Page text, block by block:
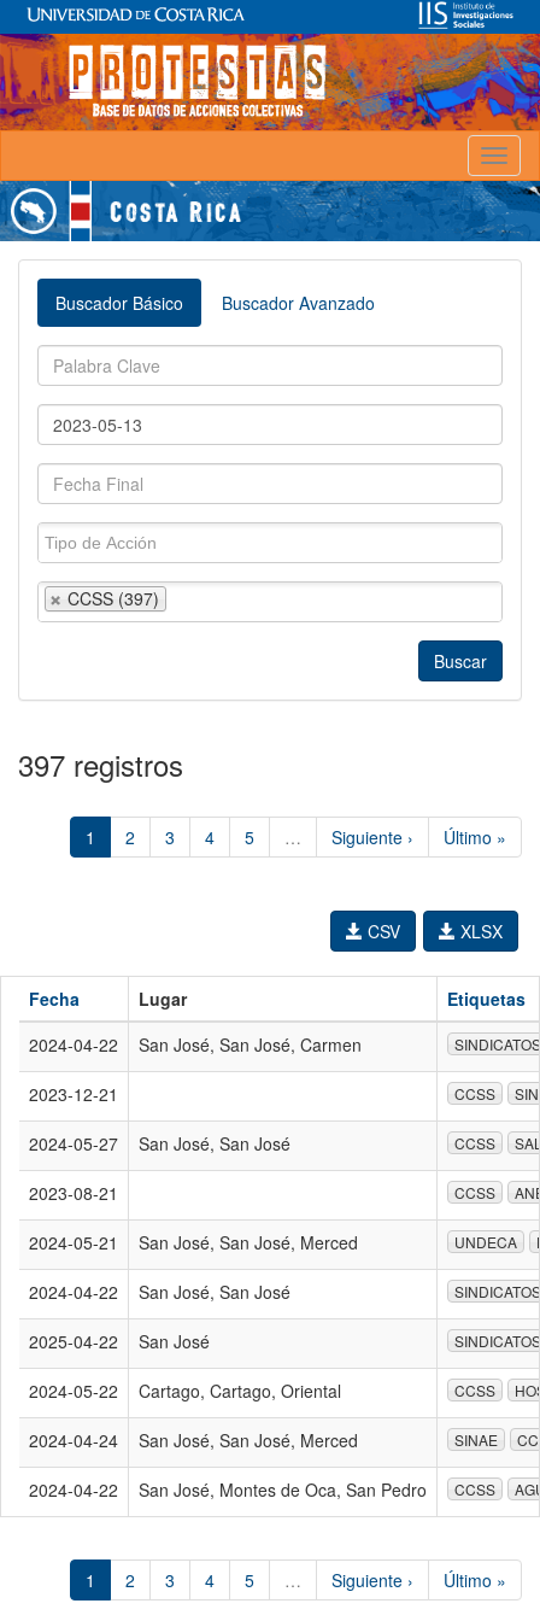
Buscador Básico Buscador Avanzado
CCSS (397)
397 registros
1 2 3 4 5 … Siguiente › Último »
XLSX
CSV
Fecha Lugar
Etiquetas
2024-04-22
San José, San José, Carmen SINDICATOS
2023-12-21 CCSS
2024-05-27 San José, San José CCSS
2023-08-21 CCSS
2024-05-21 San José, San José, Merced UNDECA
2024-04-22 San José, San José SINDICATOS
2025-04-22 San José SINDICATOS
2024-05-22 Cartago, Cartago, Oriental CCSS
2024-04-24 San José, San José, Merced SINAE
2024-04-22 San José, Montes de Oca, San Pedro CCSS
1 2 3 4 5 … Siguiente › Último »